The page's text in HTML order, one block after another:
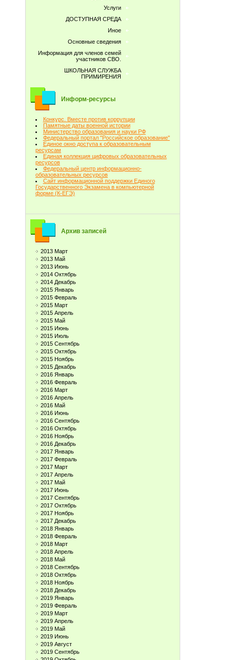
Услуги
ДОСТУПНАЯ СРЕДА
Иное
Основные сведения
Информация для членов семей
участников СВО.
ШКОЛЬНАЯ СЛУЖБА
ПРИМИРЕНИЯ
Информ-ресурсы
Конкурс. Вместе против коррупции
Памятные даты военной истории
Министерство образования и науки РФ
Федеральный портал "Российское образование"
Единое окно доступа к образовательным
ресурсам
Единая коллекция цифровых образовательных
ресурсов
Федеральный центр информационно-
образовательных ресурсов
Сайт информационной поддержки Единого
Государственного Экзамена в компьютерной
форме (К-ЕГЭ)
Архив записей
2013 Март
2013 Май
2013 Июнь
2014 Октябрь
2014 Декабрь
2015 Январь
2015 Февраль
2015 Март
2015 Апрель
2015 Май
2015 Июнь
2015 Июль
2015 Сентябрь
2015 Октябрь
2015 Ноябрь
2015 Декабрь
2016 Январь
2016 Февраль
2016 Март
2016 Апрель
2016 Май
2016 Июнь
2016 Сентябрь
2016 Октябрь
2016 Ноябрь
2016 Декабрь
2017 Январь
2017 Февраль
2017 Март
2017 Апрель
2017 Май
2017 Июнь
2017 Сентябрь
2017 Октябрь
2017 Ноябрь
2017 Декабрь
2018 Январь
2018 Февраль
2018 Март
2018 Апрель
2018 Май
2018 Сентябрь
2018 Октябрь
2018 Ноябрь
2018 Декабрь
2019 Январь
2019 Февраль
2019 Март
2019 Апрель
2019 Май
2019 Июнь
2019 Август
2019 Сентябрь